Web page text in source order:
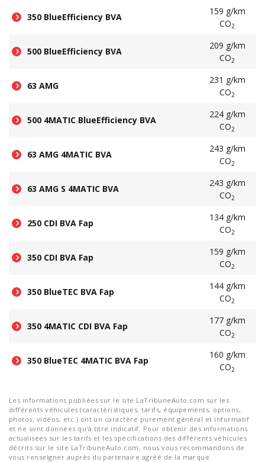
350 BlueEfficiency BVA
159 g/km
CO2
500 BlueEfficiency BVA
209 g/km
CO2
63 AMG
231 g/km
CO2
500 4MATIC BlueEfficiency BVA
224 g/km
CO2
63 AMG 4MATIC BVA
243 g/km
CO2
63 AMG S 4MATIC BVA
243 g/km
CO2
250 CDI BVA Fap
134 g/km
CO2
350 CDI BVA Fap
159 g/km
CO2
350 BlueTEC BVA Fap
144 g/km
CO2
350 4MATIC CDI BVA Fap
177 g/km
CO2
350 BlueTEC 4MATIC BVA Fap
160 g/km
CO2
Les informations publiées sur le site LaTribuneAuto.com sur les
différents véhicules (caractéristiques, tarifs, équipements, options,
photos, vidéos, etc.) ont un caractère purement général et informatif
et ne sont données qu'à titre indicatif. Pour obtenir des informations
actualisées sur les tarifs et les spécifications des différents véhicules
décrits sur le site LaTribuneAuto.com, nous vous recommandons de
vous renseigner auprès du partenaire agréé de la marque.